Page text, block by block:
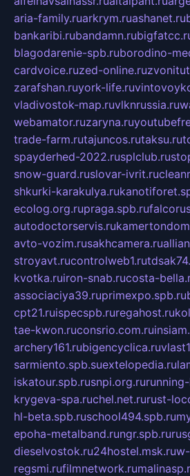
aria-family.ruarkrym.ruashanet.ru
bankaribi.rubandamn.ru
blagodarenie-spb.ruborodino-
cardvoice.ruzed-online.ru
zarafshan.ruyork-life.ru
vladivostok-map.ruvlknrussia.ru
webamator.ruzaryna.ru
trade-farm.rutajuncos.rutaksu.ru
spayderhed-2022.rusplclub.ru
snow-guard.ruslovar-ivrit.ru
shkurki-karakulya.ru
ecolog.org.rupraga.spb.ru
autodoctorservis.ru
avto-vozim.rusakhcamera.ru
stroyavt.rucontrolweb1.ru
kvotka.ruiron-snab.rucosta-
associaciya39.ruprimexpo.spb.ru
cpt21.ruispecspb.ruregahost.ru
tae-kwon.ruconsrio.com.ru
archery161.rubigencyclica.ru
sarmiento.spb.suextelopedia.ru
iskatour.spb.rusnpi.org.ru
krygeva-spa.ruchel.net.rurust-
hl-beta.spb.ruschool494.spb.ru
epoha-metalband.rungr.spb.ru
dieselvostok.ru24hostel.msk.ru
regsmi.rufilmnetwork.ru